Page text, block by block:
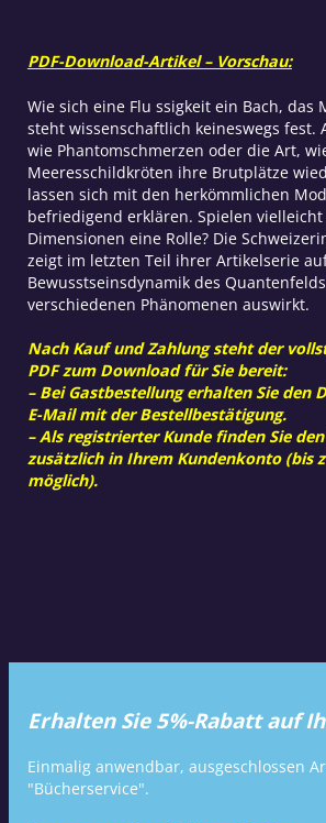
PDF-Download-Artikel – Vorschau:
Wie sich eine Flu ssigkeit ein Bach, das
steht wissenschaftlich keineswegs fest.
wie Phantomschmerzen oder die Art,
Meeresschildkröten ihre Brutplätze
lassen sich mit den herkömmlichen
befriedigend erklären. Spielen
Dimensionen eine Rolle? Die
zeigt im letzten Teil ihrer Artikelserie
Bewusstseinsdynamik des
verschiedenen Phänomenen auswirkt.
Nach Kauf und Zahlung steht der
PDF zum Download für Sie bereit:
– Bei Gastbestellung erhalten Sie den
E-Mail mit der Bestellbestätigung.
– Als registrierter Kunde finden Sie
zusätzlich in Ihrem Kundenkonto (bis
möglich).
Erhalten Sie 5%-Rabatt auf
Einmalig anwendbar, ausgeschlossen
"Bücherservice".